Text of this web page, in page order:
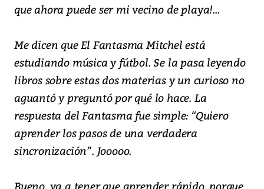
que ahora puede ser mi vecino de playa!...
Me dicen que El Fantasma Mitchel está
estudiando música y fútbol. Se la pasa leyendo
libros sobre estas dos materias y un curioso no
aguantó y preguntó por qué lo hace. La
respuesta del Fantasma fue simple: “Quiero
aprender los pasos de una verdadera
sincronización”. Jooooo.
Bueno, va a tener que aprender rápido, porque